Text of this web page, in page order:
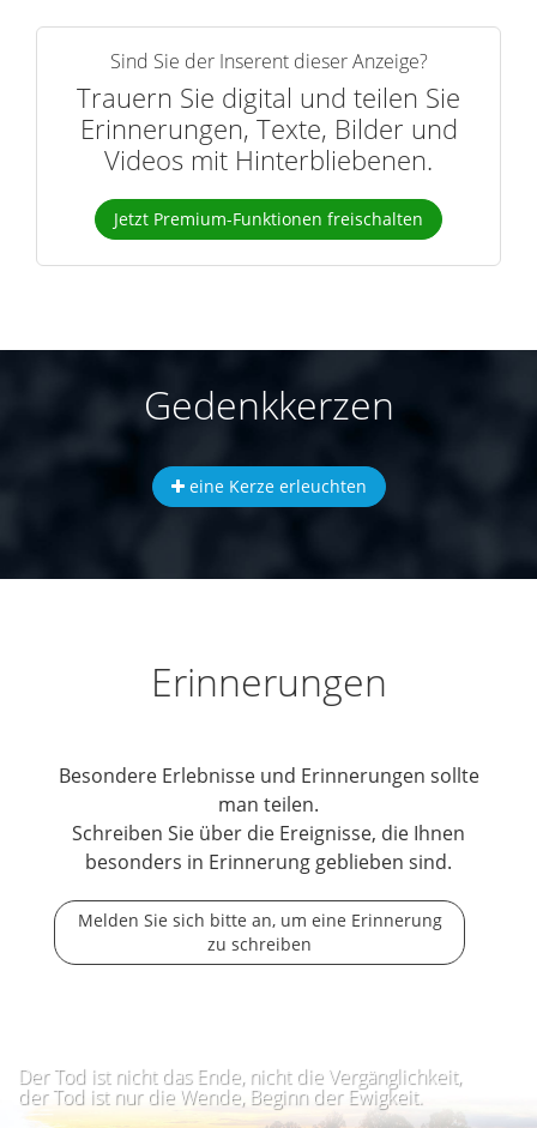
Sind Sie der Inserent dieser Anzeige?
Trauern Sie digital und teilen Sie
Erinnerungen, Texte, Bilder und
Videos mit Hinterbliebenen.
Jetzt Premium-Funktionen freischalten
Gedenkkerzen
eine Kerze erleuchten
Erinnerungen
Besondere Erlebnisse und Erinnerungen sollte
man teilen.
Schreiben Sie über die Ereignisse, die Ihnen
besonders in Erinnerung geblieben sind.
Melden Sie sich bitte an, um eine Erinnerung
zu schreiben
Der Tod ist nicht das Ende, nicht die Vergänglichkeit,
der Tod ist nur die Wende, Beginn der Ewigkeit.